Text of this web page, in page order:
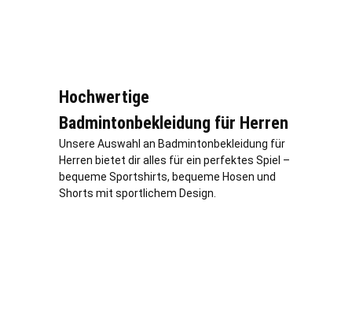
Hochwertige
Badmintonbekleidung für Herren
Unsere Auswahl an Badmintonbekleidung für
Herren bietet dir alles für ein perfektes Spiel –
bequeme Sportshirts, bequeme Hosen und
Shorts mit sportlichem Design.